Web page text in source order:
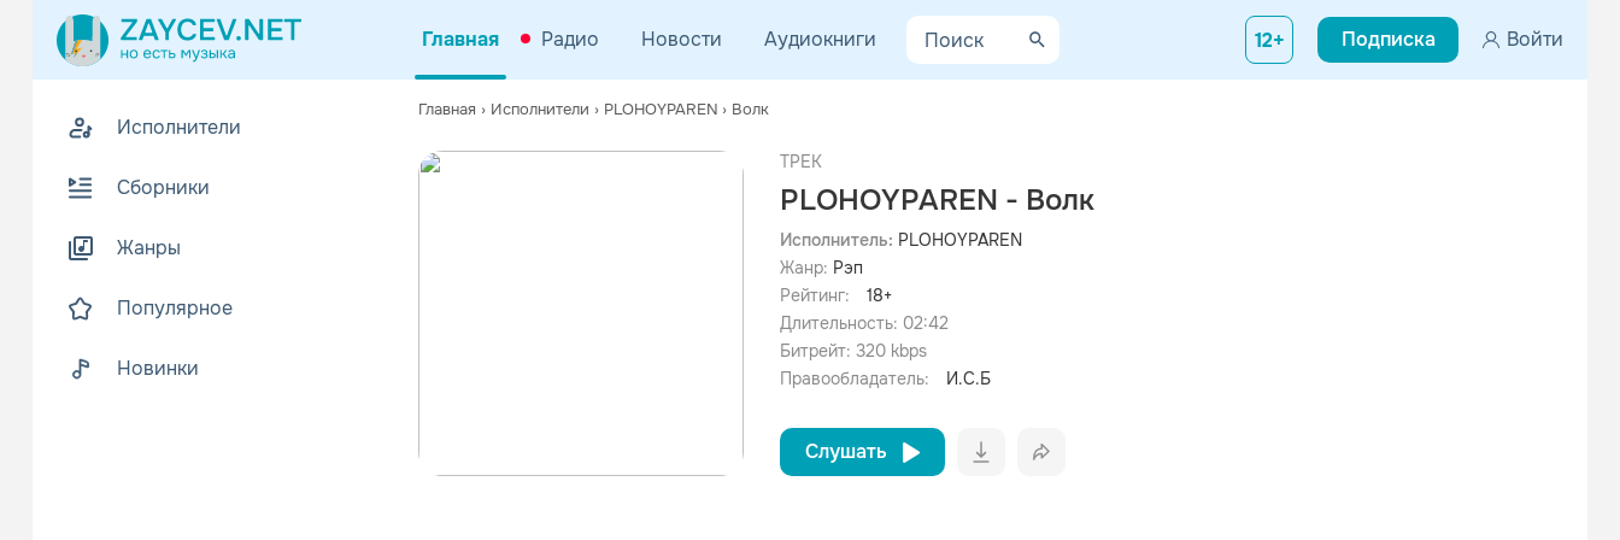
Главная Радио Новости Аудиокниги 12+ Подписка Войти
Исполнители
Сборники
Жанры
Популярное
Новинки
Главная › Исполнители › PLOHOYPAREN › Волк
ТРЕК
PLOHOYPAREN - Волк
Исполнитель: PLOHOYPAREN
Жанр: Рэп
Рейтинг:
18+
Длительность: 02:42
Битрейт: 320 kbps
Правообладатель:
И.С.Б
Слушать
просмотра рекламы
оформления подписки.
После просмотра Вы сможете скачать 3 файла без
дополнительной рекламы!